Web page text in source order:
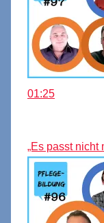
01:25
„Es passt nicht